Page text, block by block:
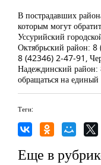
В пострадавших
которым могут
Уссурийский
Октябрьский район:
8 (42346) 2-47-91,
Надеждинский
обращаться на
Теги:
Еще в